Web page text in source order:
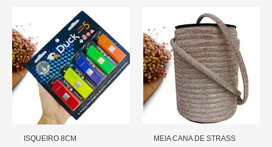
ISQUEIRO 8CM
MEIA CANA DE STRASS